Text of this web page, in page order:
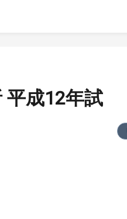
成12年試